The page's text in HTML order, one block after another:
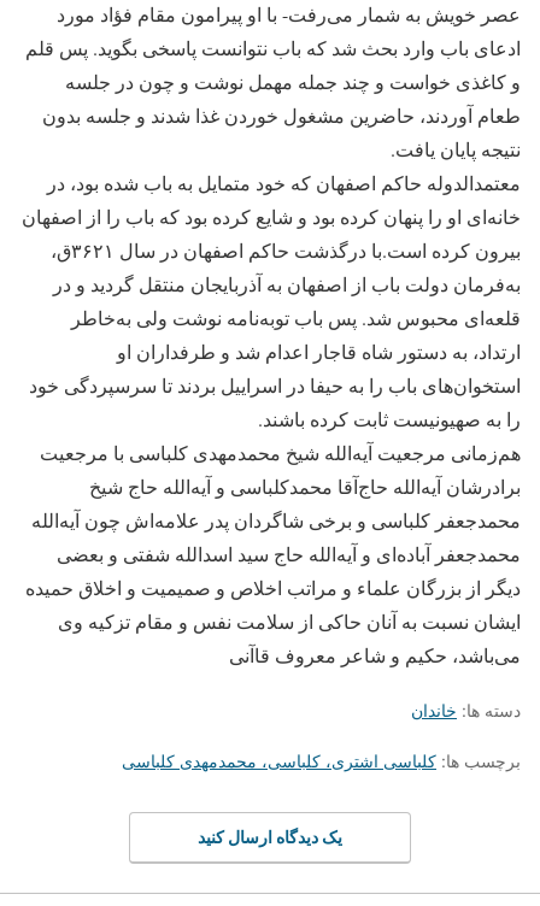
عصر خویش به شمار می‌رفت‌- با او پیرامون مقام فؤاد مورد
ادعای باب وارد بحث شد که باب نتوانست پاسخی بگوید. پس قلم
و کاغذی خواست و چند جمله مهمل نوشت و چون در جلسه
طعام آوردند، حاضرین مشغول خوردن غذا شدند و جلسه بدون
نتیجه پایان یافت.
معتمدالدوله حاکم اصفهان که خود متمایل به باب شده بود، در
خانه‌ای او را پنهان کرده بود و شایع کرده بود که باب را از اصفهان
بیرون کرده است.با درگذشت حاکم اصفهان در سال ۳۶۲۱ق،
به‌فرمان دولت باب از اصفهان به آذربایجان منتقل گردید و در
قلعه‌ای محبوس شد. پس باب توبه‌نامه نوشت ولی به‌خاطر
ارتداد، به دستور شاه قاجار اعدام شد و طرفداران او
استخوان‌های باب را به حیفا در اسراییل بردند تا سرسپردگی خود
را به صهیونیست ثابت کرده باشند.
هم‌زمانی مرجعیت آیه‌الله شیخ محمدمهدی کلباسی با مرجعیت
برادرشان آیه‌الله حاج‌آقا محمدکلباسی و آیه‌الله حاج شیخ
محمدجعفر کلباسی و برخی شاگردان پدر علامه‌اش چون آیه‌الله
محمدجعفر آباده‌ای و آیه‌الله حاج سید اسدالله شفتی و بعضی
دیگر از بزرگان علماء و مراتب اخلاص و صمیمیت و اخلاق حمیده
ایشان نسبت به آنان حاکی از سلامت نفس و مقام تزکیه وی
می‌باشد، حکیم و شاعر معروف قاآنی
دسته ها: خاندان
برچسب ها: کلباسی اشتری، کلباسی، محمدمهدی کلباسی
یک دیدگاه ارسال کنید